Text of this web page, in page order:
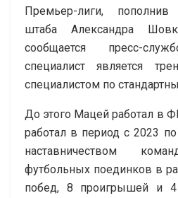
Премьер-лиги,
штаба Александра
сообщается пресс-
специалист является
специалистом по
До этого Мацей работал в
работал в период с 2023
наставничеством
футбольных поединков в
побед, 8 проигрышей и 4